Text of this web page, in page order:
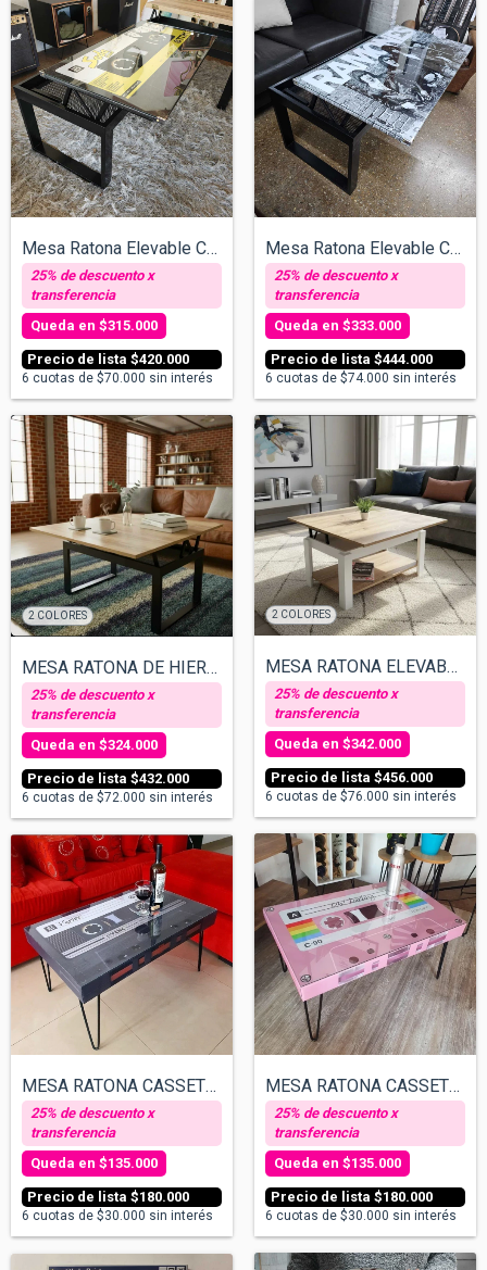
Mesa Ratona Elevable Cassette 2 Posicion...
$420.000
$315.000
6 cuotas de $70.000 sin interés
Mesa Ratona Elevable Cassette 2 Posicion...
$444.000
$333.000
6 cuotas de $74.000 sin interés
2 COLORES
MESA RATONA DE HIERRO ELEVABLE EXTENSIBL...
$432.000
$324.000
6 cuotas de $72.000 sin interés
2 COLORES
MESA RATONA ELEVABLE EXTENSIBLE 3 POSICI...
$456.000
$342.000
6 cuotas de $76.000 sin interés
MESA RATONA CASSETTE - TEXTO PERSONALIZA...
$180.000
$135.000
6 cuotas de $30.000 sin interés
MESA RATONA CASSETTE - ROSA
$180.000
$135.000
6 cuotas de $30.000 sin interés